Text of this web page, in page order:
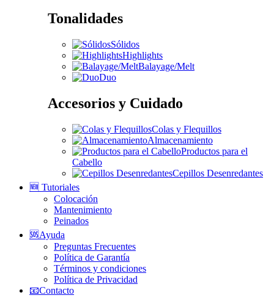
Tonalidades
Sólidos
Highlights
Balayage/Melt
Duo
Accesorios y Cuidado
Colas y Flequillos
Almacenamiento
Productos para el
Cabello
Cepillos Desenredantes
🆕 Tutoriales
Colocación
Mantenimiento
Peinados
🆘Ayuda
Preguntas Frecuentes
Política de Garantía
Términos y condiciones
Política de Privacidad
📧Contacto